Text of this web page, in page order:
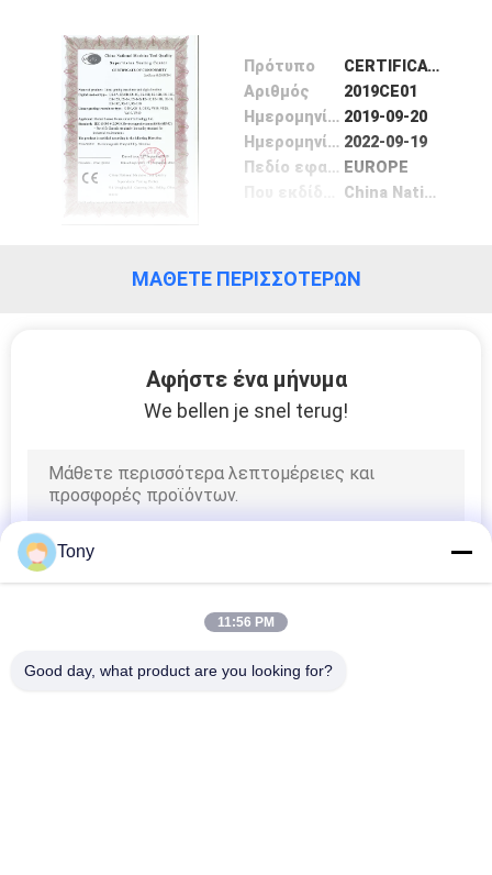
Πρότυπο
CERTIFICATE OF CONFORMITY
Αριθμός
2019CE01
Ημερομηνία Έκδοσης 2019-09-20
Ημερομηνία λήξης 2022-09-19
Πεδίο εφαρμογής / Range EUROPE
China National Machine Tool Quality Supervision Testing Center
ΜΆΘΕΤΕ ΠΕΡΙΣΣΌΤΕΡΩΝ
Αφήστε ένα μήνυμα
We bellen je snel terug!
Tony
11:56 PM
Good day, what product are you looking for?